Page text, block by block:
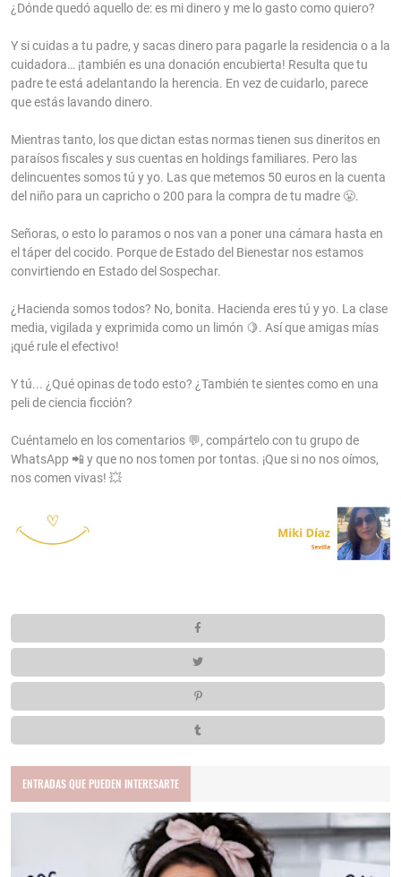
¿Dónde quedó aquello de: es mi dinero y me lo gasto como quiero?
Y si cuidas a tu padre, y sacas dinero para pagarle la residencia o a la
cuidadora… ¡también es una donación encubierta! Resulta que tu
padre te está adelantando la herencia. En vez de cuidarlo, parece
que estás lavando dinero.
Mientras tanto, los que dictan estas normas tienen sus dineritos en
paraísos fiscales y sus cuentas en holdings familiares. Pero las
delincuentes somos tú y yo. Las que metemos 50 euros en la cuenta
del niño para un capricho o 200 para la compra de tu madre 😤.
Señoras, o esto lo paramos o nos van a poner una cámara hasta en
el táper del cocido. Porque de Estado del Bienestar nos estamos
convirtiendo en Estado del Sospechar.
¿Hacienda somos todos? No, bonita. Hacienda eres tú y yo. La clase
media, vigilada y exprimida como un limón 🍋. Así que amigas mías
¡qué rule el efectivo!
Y tú... ¿Qué opinas de todo esto? ¿También te sientes como en una
peli de ciencia ficción?
Cuéntamelo en los comentarios 💬, compártelo con tu grupo de
WhatsApp 📲 y que no nos tomen por tontas. ¡Que si no nos oímos,
nos comen vivas! 💥
ENTRADAS QUE PUEDEN INTERESARTE